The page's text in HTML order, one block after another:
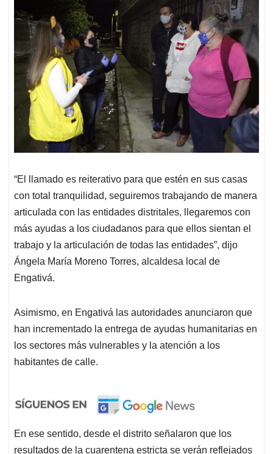
“El llamado es reiterativo para que estén en sus casas
con total tranquilidad, seguiremos trabajando de manera
articulada con las entidades distritales, llegaremos con
más ayudas a los ciudadanos para que ellos sientan el
trabajo y la articulación de todas las entidades”, dijo
Ángela María Moreno Torres, alcaldesa local de
Engativá.
Asimismo, en Engativá las autoridades anunciaron que
han incrementado la entrega de ayudas humanitarias en
los sectores más vulnerables y la atención a los
habitantes de calle.
En ese sentido, desde el distrito señalaron que los
resultados de la cuarentena estricta se verán reflejados